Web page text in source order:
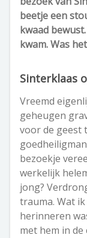
beetje een
kwaad
kwam. Was
Sinterklaas
Vreemd
geheugen
voor de geest
bezoekje
werkelijk
jong?
trauma. Wat
herinneren
met hem in de